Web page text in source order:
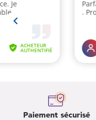
Paiement sécurisé